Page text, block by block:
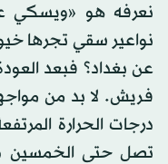
نعرفه هو «ويسكي
نواعير سقي تجرها
عن بغداد؟ فبعد
فريش. لا بد من
درجات الحرارة
تصل حتى الخمسين